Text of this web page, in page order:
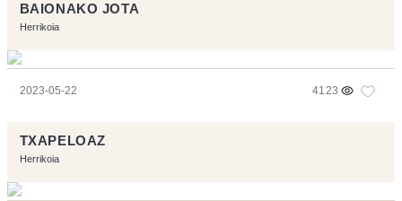
BAIONAKO JOTA
Herrikoia
2023-05-22 4123
TXAPELOAZ
Herrikoia